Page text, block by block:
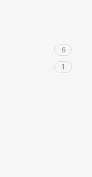
6
1